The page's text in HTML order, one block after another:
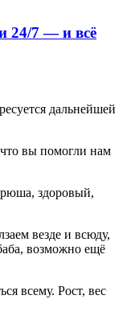
24/7 — и всё
дальнейшей
вы помогли нам
здоровый,
везде и всюду,
возможно ещё
всему. Рост, вес